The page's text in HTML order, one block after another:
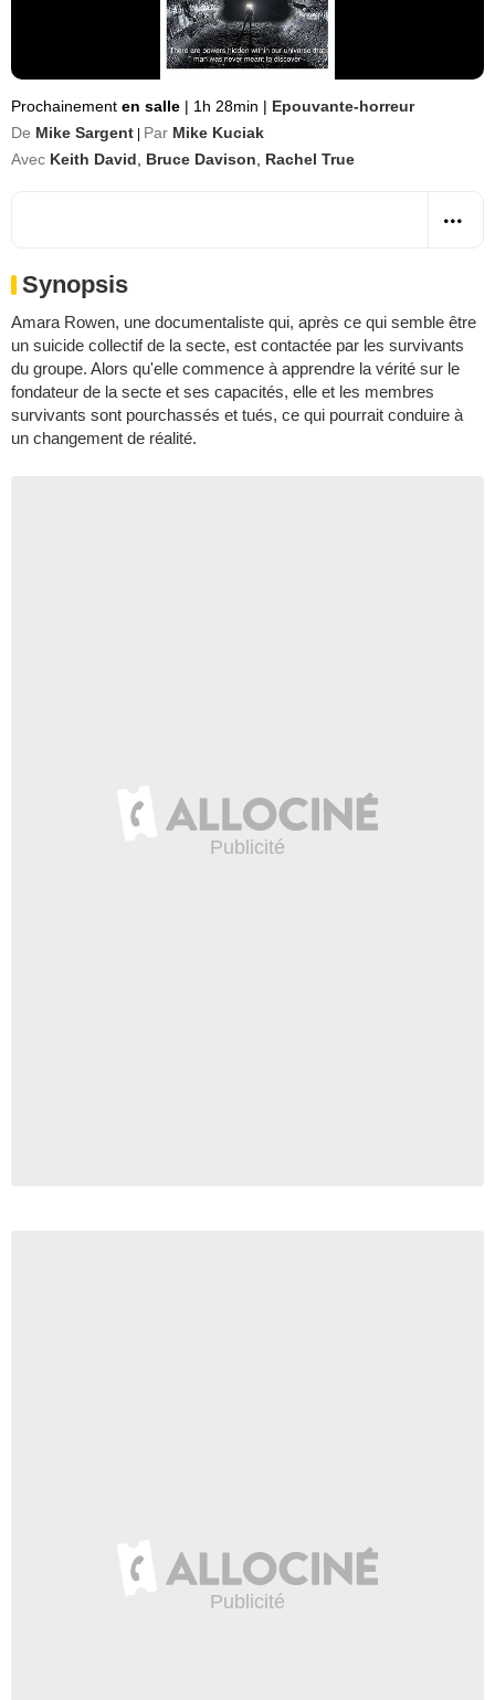
Prochainement en salle | 1h 28min | Epouvante-horreur
De Mike Sargent Par Mike Kuciak
Avec Keith David Bruce Davison Rachel True
Synopsis
Amara Rowen, une documentaliste qui, après ce qui semble être
un suicide collectif de la secte, est contactée par les survivants
du groupe. Alors qu'elle commence à apprendre la vérité sur le
fondateur de la secte et ses capacités, elle et les membres
survivants sont pourchassés et tués, ce qui pourrait conduire à
un changement de réalité.